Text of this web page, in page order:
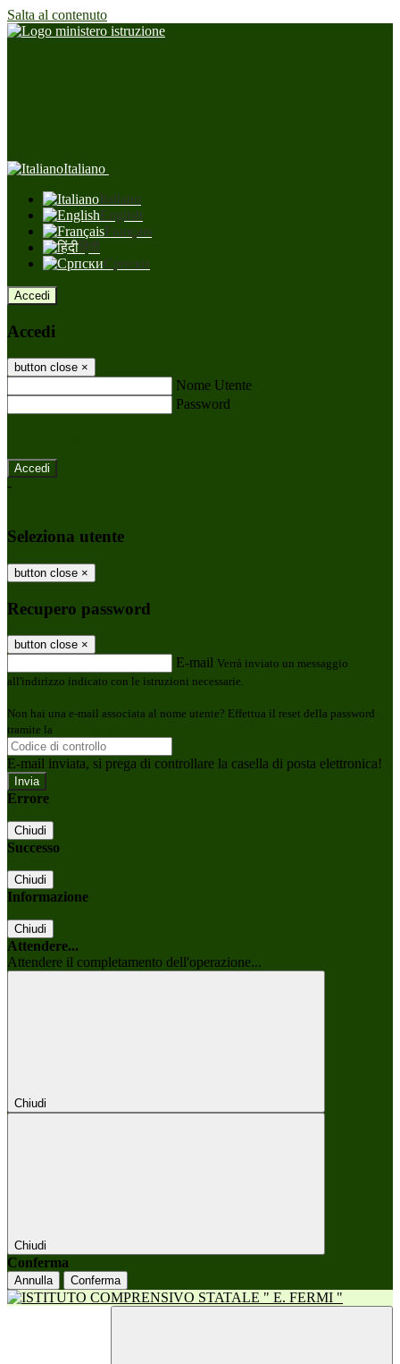
Salta al contenuto
Italiano
Italiano
English
Français
हिंदी
Српски
Accedi
Accedi
button close ×
Nome Utente
Password
-
Seleziona utente
button close ×
Recupero password
button close ×
E-mail Verrà inviato un messaggio
all'indirizzo indicato con le istruzioni necessarie.
Non hai una e-mail associata al nome utente? Effettua il reset della password
tramite la
E-mail inviata, si prega di controllare la casella di posta elettronica!
Errore
Chiudi
Successo
Chiudi
Informazione
Chiudi
Attendere...
Attendere il completamento dell'operazione...
Chiudi
Chiudi
Conferma
Annulla Conferma